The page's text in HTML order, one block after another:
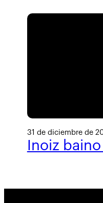
31 de diciembre de
Inoiz